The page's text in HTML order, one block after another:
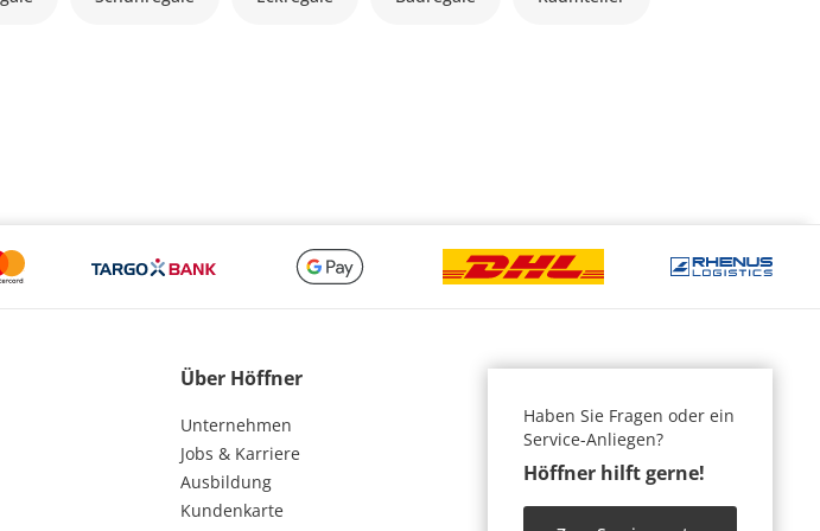
Über Höffner
Unternehmen
Jobs & Karriere
Ausbildung
Kundenkarte
Haben Sie Fragen oder ein
Service-Anliegen?
Höffner hilft gerne!